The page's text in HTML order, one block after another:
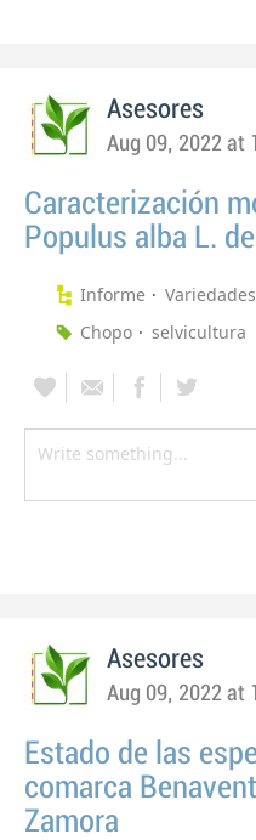
Asesores
Aug 09, 2022 at
Caracterización
Populus alba L.
Informe
Chopo
selvicultura
Asesores
Aug 09, 2022 at
Estado de las
comarca
Zamora